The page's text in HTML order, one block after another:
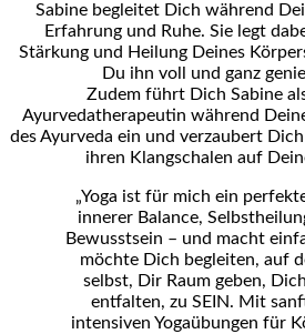
Sabine begleitet Dich während
Erfahrung und Ruhe. Sie legt
Stärkung und Heilung Deines
Du ihn voll und ganz
Zudem führt Dich Sabine
Ayurvedatherapeutin während
des Ayurveda ein und verzaubert
ihren Klangschalen auf
„Yoga ist für mich ein
innerer Balance,
Bewusstsein – und macht
möchte Dich begleiten, auf
selbst, Dir Raum geben,
entfalten, zu SEIN. Mit
intensiven Yogaübungen für